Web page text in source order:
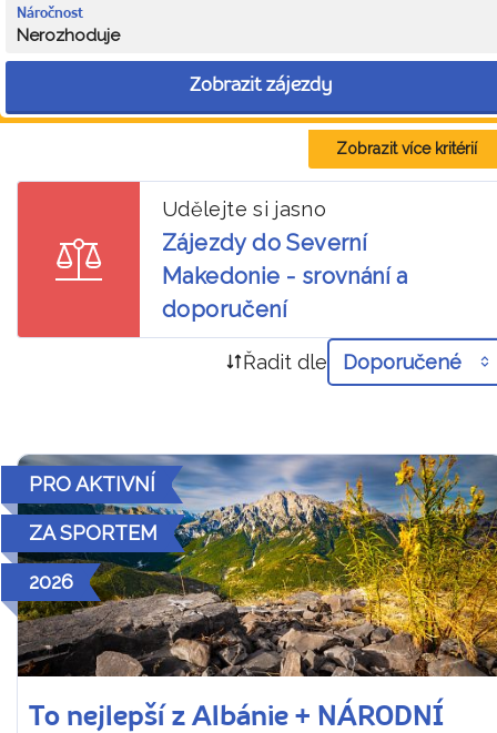
Náročnost
Nerozhoduje
Zobrazit zájezdy
Zobrazit více kritérií
Udělejte si jasno
Zájezdy do Severní
Makedonie - srovnání a
doporučení
Řadit dle Doporučené
PRO AKTIVNÍ
ZA SPORTEM
2026
To nejlepší z Albánie + NÁRODNÍ